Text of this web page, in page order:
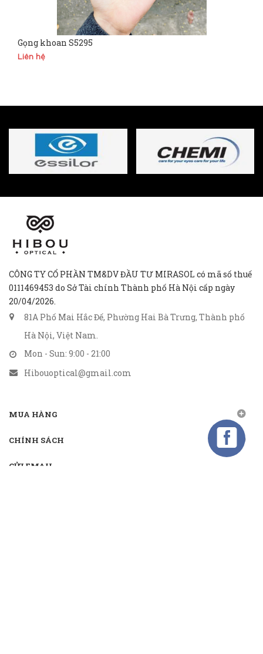
Gọng khoan S5295
Liên hệ
CÔNG TY CỔ PHẦN TM&DV ĐẦU TƯ MIRASOL có mã số thuế
0111469453 do Sở Tài chính Thành phố Hà Nội cấp ngày
20/04/2026.
81A Phố Mai Hắc Đế, Phường Hai Bà Trưng, Thành phố
Hà Nội, Việt Nam.
Mon - Sun: 9:00 - 21:00
Hibouoptical@gmail.com
MUA HÀNG
CHÍNH SÁCH
GỬI EMAIL